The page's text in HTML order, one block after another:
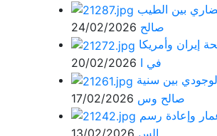
بين الطيب
صالح 24/02/2026
إيران وأمريكا
في ا 20/02/2026
بين سنية
صالح وس 17/02/2026
وإعادة رسم